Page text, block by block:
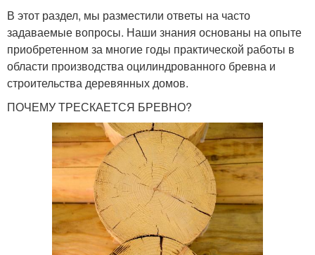
В этот раздел, мы разместили ответы на часто
задаваемые вопросы. Наши знания основаны на опыте
приобретенном за многие годы практической работы в
области производства оцилиндрованного бревна и
строительства деревянных домов.
ПОЧЕМУ ТРЕСКАЕТСЯ БРЕВНО?